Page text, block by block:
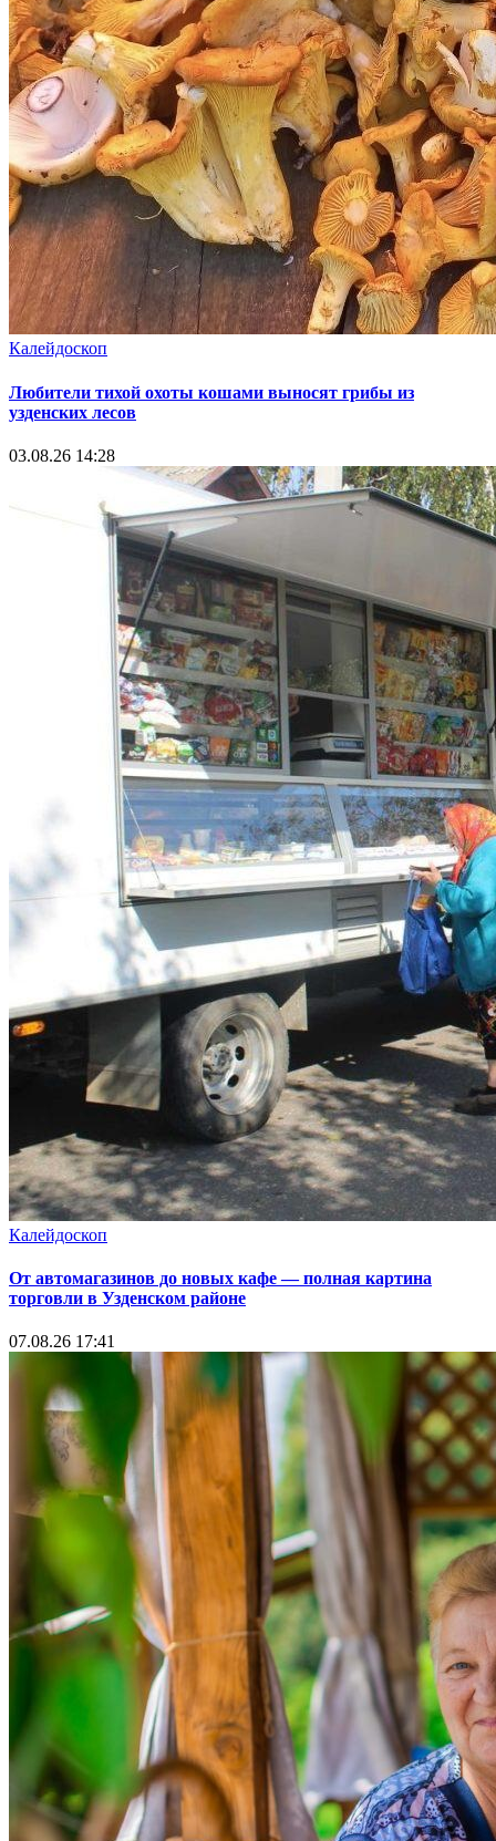
Калейдоскоп
Любители тихой охоты кошами выносят грибы из
узденских лесов
03.08.26 14:28
Калейдоскоп
От автомагазинов до новых кафе — полная картина
торговли в Узденском районе
07.08.26 17:41